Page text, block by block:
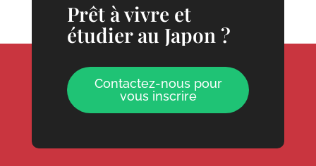
Prêt à vivre et
étudier au Japon ?
Contactez-nous pour
vous inscrire